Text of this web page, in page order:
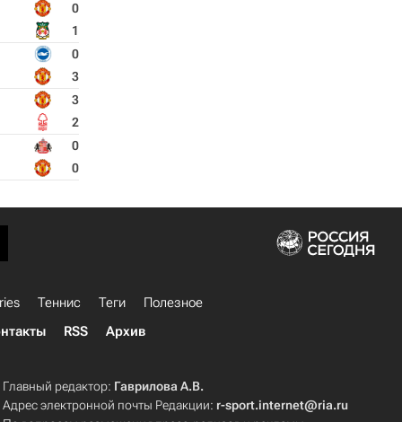
0
1
0
3
3
2
0
0
Теннис Теги
Полезное
RSS Архив
Главный редактор: Гаврилова А.В.
Адрес электронной почты Редакции: r-sport.internet@ria.ru